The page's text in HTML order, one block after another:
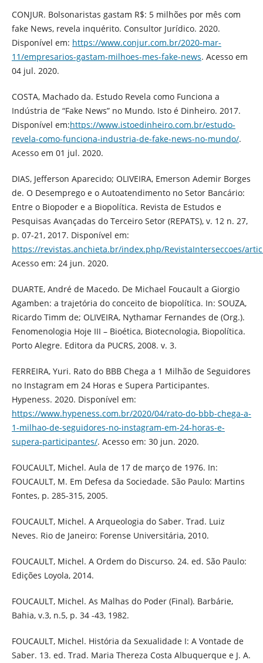
CONJUR. Bolsonaristas gastam R$: 5 milhões por mês com
fake News, revela inquérito. Consultor Jurídico. 2020.
Disponível em: https://www.conjur.com.br/2020-mar-
11/empresarios-gastam-milhoes-mes-fake-news. Acesso em
04 jul. 2020.
COSTA, Machado da. Estudo Revela como Funciona a
Indústria de “Fake News” no Mundo. Isto é Dinheiro. 2017.
Disponível em:https://www.istoedinheiro.com.br/estudo-
revela-como-funciona-industria-de-fake-news-no-mundo/.
Acesso em 01 jul. 2020.
DIAS, Jefferson Aparecido; OLIVEIRA, Emerson Ademir Borges
de. O Desemprego e o Autoatendimento no Setor Bancário:
Entre o Biopoder e a Biopolítica. Revista de Estudos e
Pesquisas Avançadas do Terceiro Setor (REPATS), v. 12 n. 27,
p. 07-21, 2017. Disponível em:
https://revistas.anchieta.br/index.php/RevistaInterseccoes/
Acesso em: 24 jun. 2020.
DUARTE, André de Macedo. De Michael Foucault a Giorgio
Agamben: a trajetória do conceito de biopolítica. In: SOUZA,
Ricardo Timm de; OLIVEIRA, Nythamar Fernandes de (Org.).
Fenomenologia Hoje III – Bioética, Biotecnologia, Biopolítica.
Porto Alegre. Editora da PUCRS, 2008. v. 3.
FERREIRA, Yuri. Rato do BBB Chega a 1 Milhão de Seguidores
no Instagram em 24 Horas e Supera Participantes.
Hypeness. 2020. Disponível em:
https://www.hypeness.com.br/2020/04/rato-do-bbb-chega-a-
1-milhao-de-seguidores-no-instagram-em-24-horas-e-
supera-participantes/. Acesso em: 30 jun. 2020.
FOUCAULT, Michel. Aula de 17 de março de 1976. In:
FOUCAULT, M. Em Defesa da Sociedade. São Paulo: Martins
Fontes, p. 285-315, 2005.
FOUCAULT, Michel. A Arqueologia do Saber. Trad. Luiz
Neves. Rio de Janeiro: Forense Universitária, 2010.
FOUCAULT, Michel. A Ordem do Discurso. 24. ed. São Paulo:
Edições Loyola, 2014.
FOUCAULT, Michel. As Malhas do Poder (Final). Barbárie,
Bahia, v.3, n.5, p. 34 -43, 1982.
FOUCAULT, Michel. História da Sexualidade I: A Vontade de
Saber. 13. ed. Trad. Maria Thereza Costa Albuquerque e J. A.